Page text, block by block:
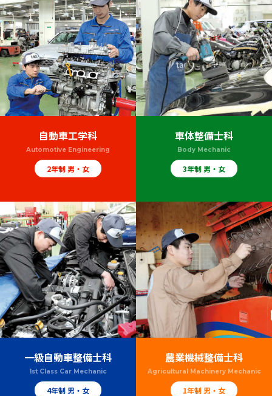
自動車工学科
Automotive Engineering
2年制 男・女
車体整備士科
Body Mechanic
3年制 男・女
一級自動車整備士科
1st Class Car Mechanic
4年制 男・女
農業機械整備士科
Agricultural Machinery Mechanic
1年制 男・女